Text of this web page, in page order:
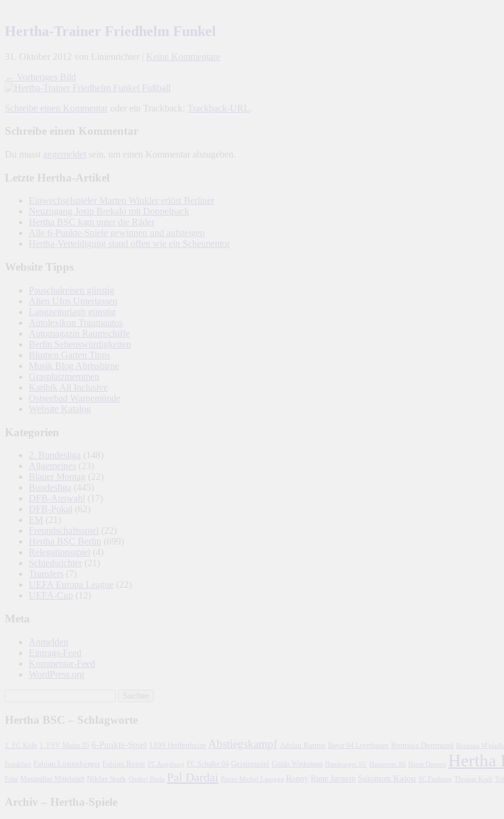
Hertha-Trainer Friedhelm Funkel
31. Oktober 2012 von Linienrichter
Keine Kommentare
← Vorheriges Bild
Schreibe einen Kommentar oder ein Trackback: Trackback-URL
Schreibe einen Kommentar
Du musst angemeldet sein, um einen Kommentar abzugeben.
Letzte Hertha-Artikel
Einwechselspieler Marten Winkler erlöst Berliner
Neuzugang Josip Brekalo mit Doppelpack
Hertha BSC kam unter die Räder
Alle 6-Punkte-Spiele gewinnen und aufsteigen
Hertha-Verteidigung stand offen wie ein Scheunentor
Website Tipps
Pauschalreisen günstig
Alien Ufos Untertassen
Langzeiturlaub günstig
Autolexikon Traumautos
Automagazin Raumschiffe
Berlin Sehenswürdigkeiten
Blumen Garten Tipps
Musik Blog Abrissbirne
Grasplatzmemmen
Karibik All Inclusive
Ostseebad Warnemünde
Website Katalog
Kategorien
2. Bundesliga (148)
Allgemeines (23)
Blauer Montag (22)
Bundesliga (445)
DFB-Auswahl
(17)
DFB-Pokal (62)
EM (21)
Freundschaftsspiel (22)
Hertha BSC Berlin
(699)
Relegationsspiel (4)
Schiedsrichter
(21)
Transfers (7)
UEFA Europa League (22)
UEFA-Cup (12)
Meta
Anmelden
Eintrags-Feed
Kommentar-Feed
WordPress.org
Hertha BSC – Schlagworte
1. FC Köln 1. FSV Mainz 05 6-Punkte-Spiel 1899 Hoffenheim Abstiegskampf Adrian Ramos Bayer 04 Leverkusen Borussia Dortmund Borussia
Fabian Lustenberger Fabian Reese FC Schalke 04 Geisterspiel Guido Winkmann Hamburger SV Hertha
Fritz
Maximilian Mittelstädt Niklas Stark Pal Dardai Pierre-Michel Lasogga Ronny Rune Jarstein Salomon Kalou SC Freiburg
Archiv – Hertha-Spiele